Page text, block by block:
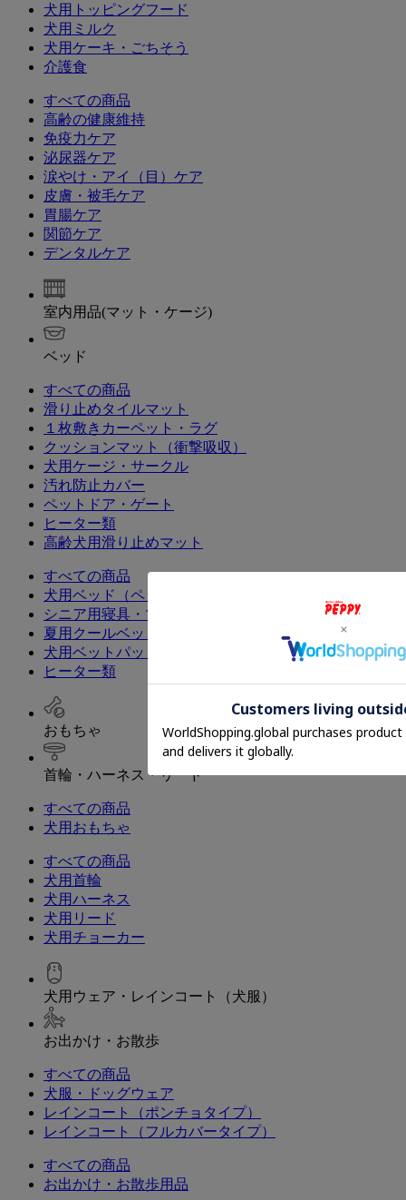
犬用トッピングフード
犬用ミルク
犬用ケーキ・ごちそう
介護食
すべての商品
高齢の健康維持
免疫力ケア
泌尿器ケア
涙やけ・アイ（目）ケア
皮膚・被毛ケア
胃腸ケア
関節ケア
デンタルケア
室内用品(マット・ケージ)
ベッド
すべての商品
滑り止めタイルマット
１枚敷きカーペット・ラグ
クッションマット（衝撃吸収）
犬用ケージ・サークル
汚れ防止カバー
ペットドア・ゲート
ヒーター類
高齢犬用滑り止めマット
すべての商品
犬用ベッド（ペットベッド）・クッション
シニア用寝具・マット
夏用クールベッド・マット
犬用ベットパッド
ヒーター類
おもちゃ
首輪・ハーネス・リード
すべての商品
犬用おもちゃ
すべての商品
犬用首輪
犬用ハーネス
犬用リード
犬用チョーカー
犬用ウェア・レインコート（犬服）
お出かけ・お散歩
すべての商品
犬服・ドッグウェア
レインコート（ポンチョタイプ）
レインコート（フルカバータイプ）
すべての商品
お出かけ・お散歩用品